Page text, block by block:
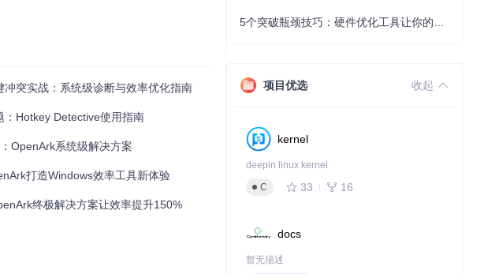
突实战：系统级诊断与效率优化指南
：Hotkey Detective使用指南
OpenArk系统级解决方案
打造Windows效率工具新体验
终极解决方案让效率提升150%
项目优选 收起
kernel
deepin linux kernel
C
33 16
docs
暂无描述